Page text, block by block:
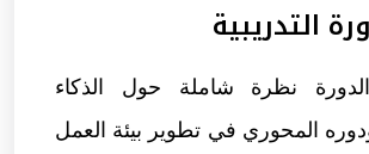
التدريبية
نظرة شاملة حول الذكاء
المحوري في تطوير بيئة العمل